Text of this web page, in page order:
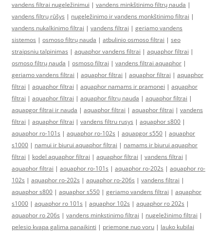
vandens filtrai nugeležinimui | vandens minkštinimo filtrų nauda |
vandens filtrų rūšys | nugeležinimo ir vandens monkštinimo filtrai |
vandens nukalkinimo filtrai | vandens filtrai | geriamo vandens
sistemos | osmoso filtrų nauda | atbulinio osmoso filtrai | seo
straipsniu talpinimas | aquaphor vandens filtrai | aquaphor filtrai |
osmoso filtrų nauda | osmoso filtrai | vandens filtrai aquaphor |
geriamo vandens filtrai | aquaphor filtrai | aquaphor filtrai | aquaphor
filtrai | aquaphor filtrai | aquaphor namams ir pramonei | aquaphor
filtrai | aquaphor filtrai | aquaphor filtrų nauda | aquaphor filtrai |
aquapgor filtrai ir nauda | aquaphor filtrai | aquaphor filtrai | vandens
filtrai | aquaphor filtrai | vandens filtru rusys | aquaphor s800 |
aquaphor ro-101s | aquaphor ro-102s | aquapgor s550 | aquaphor
s1000 | namui ir biurui aquaphor filtrai | namams ir biurui aquaphor
filtrai | kodel aquaphor filtrai | aquaphor filtrai | vandens filtrai |
aquaphor filtrai | aquaphor ro-101s | aquaphor ro-202s | aquaphor ro-
102s | aquaphor ro-202s | aquaphor ro-206s | vandens filtrai |
aquaphor s800 | aquaphor s550 | geriamo vandens filtrai | aquaphor
s1000 | aquaphor ro 101s | aquaphor 102s | aquaphor ro 202s |
aquaphor ro 206s | vandens minkstinimo filtrai | nugeležinimo filtrai |
pelesio kvapa galima panaikinti | priemone nuo voru | lauko kubilai